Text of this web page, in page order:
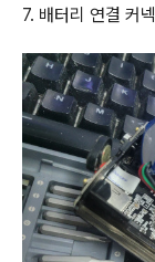
7. 배터리 연결 커